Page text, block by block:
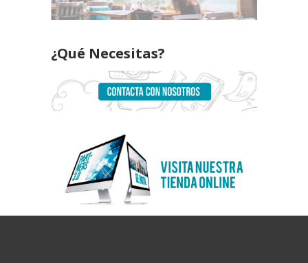
¿Qué Necesitas?